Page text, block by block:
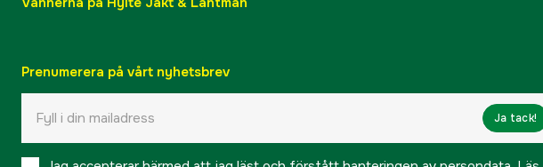
Prenumerera på vårt nyhetsbrev
Ja tack!